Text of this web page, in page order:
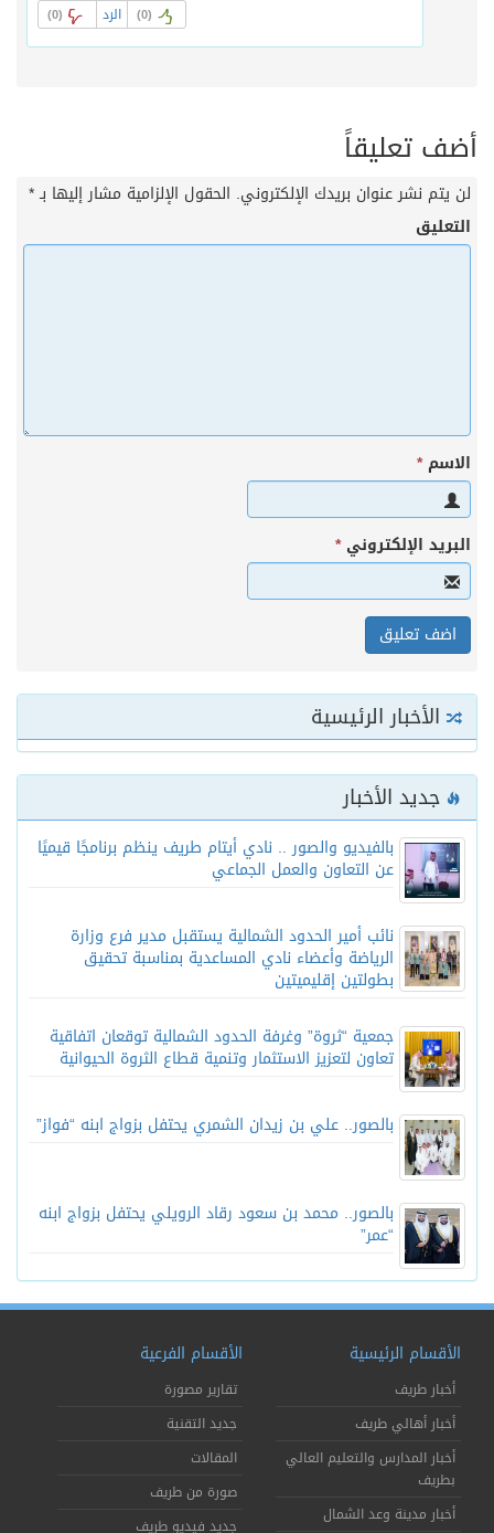
(
0
) الرد (
0
)
أضف تعليقاً
لن يتم نشر عنوان بريدك الإلكتروني. الحقول الإلزامية مشار إليها بـ*
التعليق
الاسم*
البريد الإلكتروني*
الأخبار الرئيسية
جديد الأخبار
بالفيديو والصور .. نادي أيتام طريف ينظم برنامجًا قيميًا
عن التعاون والعمل الجماعي
نائب أمير الحدود الشمالية يستقبل مدير فرع وزارة
الرياضة وأعضاء نادي المساعدية بمناسبة تحقيق
بطولتين إقليميتين
جمعية “ثروة” وغرفة الحدود الشمالية توقعان اتفاقية
تعاون لتعزيز الاستثمار وتنمية قطاع الثروة الحيوانية
بالصور.. علي بن زيدان الشمري يحتفل بزواج ابنه “فواز”
بالصور.. محمد بن سعود رقاد الرويلي يحتفل بزواج ابنه
“عمر”
الأقسام الرئيسية
أخبار طريف
أخبار أهالي طريف
أخبار المدارس والتعليم العالي
بطريف
أخبار مدينة وعد الشمال
الأقسام الفرعية
تقارير مصورة
جديد التقنية
المقالات
صورة من طريف
جديد فيديو طريف